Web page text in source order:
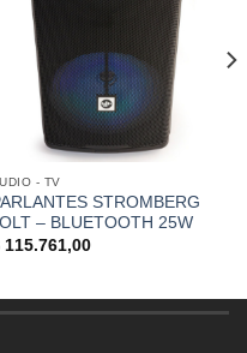
- TV
STROMBERG
– BLUETOOTH 25W
115.761,00